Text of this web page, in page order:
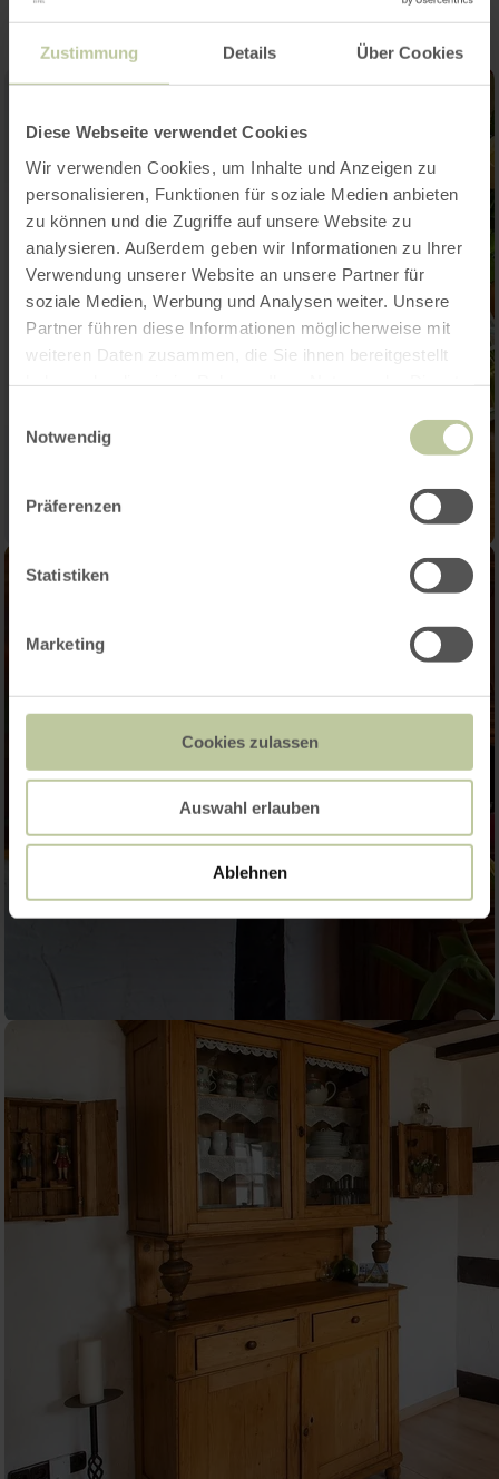
Zustimmung Details Über Cookies
Diese Webseite verwendet Cookies
Wir verwenden Cookies, um Inhalte und Anzeigen zu
personalisieren, Funktionen für soziale Medien anbieten
zu können und die Zugriffe auf unsere Website zu
analysieren. Außerdem geben wir Informationen zu Ihrer
Verwendung unserer Website an unsere Partner für
soziale Medien, Werbung und Analysen weiter. Unsere
Partner führen diese Informationen möglicherweise mit
weiteren Daten zusammen, die Sie ihnen bereitgestellt
Notwendig
Präferenzen
Statistiken
Marketing
Cookies zulassen
Auswahl erlauben
Ablehnen